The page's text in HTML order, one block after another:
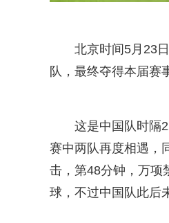
北京时间5月23
队，最终夺得本届赛
这是中国队时隔
赛中两队再度相遇，
击，第48分钟，万项
球，不过中国队此后